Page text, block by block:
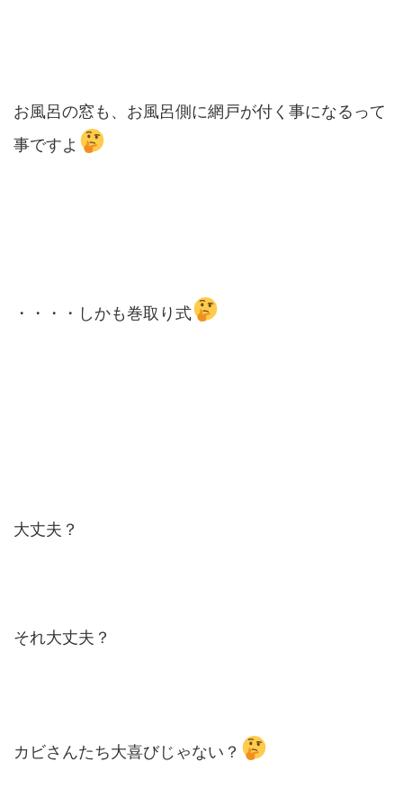
お風呂の窓も、お風呂側に網戸が付く事になるって
事ですよ
・・・・しかも巻取り式
大丈夫？
それ大丈夫？
カビさんたち大喜びじゃない？